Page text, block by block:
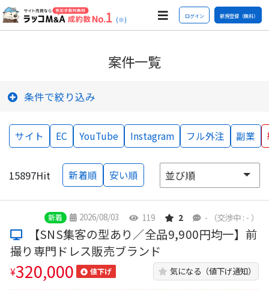
(※) ログイン 新規登録（無料）
案件一覧
条件で絞り込み
サイト EC YouTube Instagram フル外注 副業
15897Hit 新着順 安い順
新着 2026/08/03 119 2 - （交渉中 : - ）
【SNS集客の型あり／全品9,900円均一】前
撮り専門ドレス販売ブランド
¥320,000 値下げ 気になる（値下げ通知）